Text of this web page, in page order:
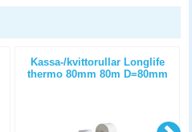
Kassa-/kvittorullar Longlife
thermo 80mm 80m D=80mm